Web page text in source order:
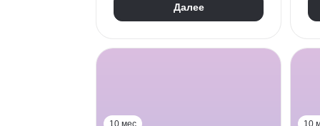
Далее
10 мес 10